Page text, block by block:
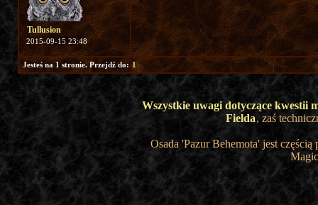
Tullusion
2015-09-15 23:48
Jesteś na 1 stronie. Przejdź do:1
Wszystkie uwagi dotyczące kwestii
Fielda, zaś
Osada 'Pazur Behemota' jest